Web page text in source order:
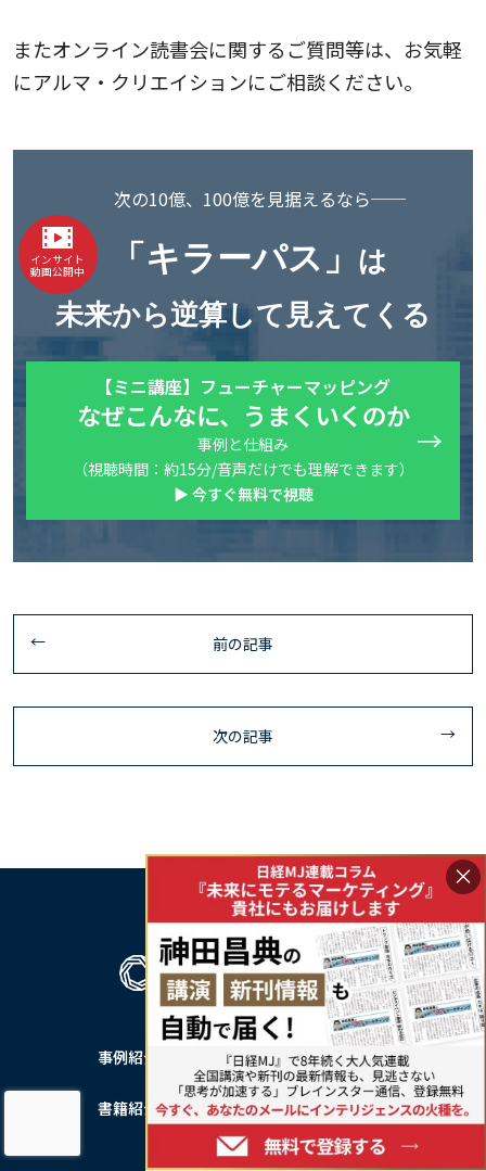
またオンライン読書会に関するご質問等は、お気軽
にアルマ・クリエイションにご相談ください。
インサイト
動画公開中
次の10億、100億を見据えるなら──
「キラーパス」 は
未来から逆算して見えてくる
【ミニ講座】フューチャーマッピング
なぜこんなに、うまくいくのか
事例と仕組み
（視聴時間：約15分/音声だけでも理解できます）
▶ 今すぐ無料で視聴
前の記事
次の記事
×
事例紹介
書籍紹介
私たちについて
── 会社概要
── 会社沿革